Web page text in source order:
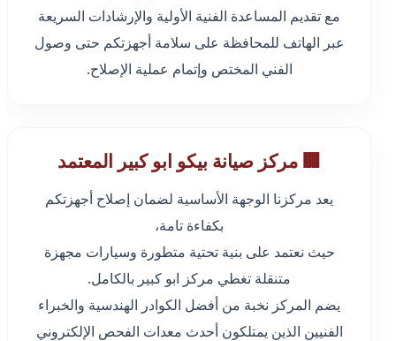
مع تقديم المساعدة الفنية الأولية والإرشادات السريعة
عبر الهاتف للمحافظة على سلامة أجهزتكم حتى وصول
الفني المختص وإتمام عملية الإصلاح.
🏢 مركز صيانة بيكو ابو كبير المعتمد
يعد مركزنا الوجهة الأساسية لضمان إصلاح أجهزتكم
بكفاءة تامة،
حيث نعتمد على بنية تحتية متطورة وسيارات مجهزة
متنقلة تغطي مركز ابو كبير بالكامل.
يضم المركز نخبة من أفضل الكوادر الهندسية والخبراء
الفنيين الذين يمتلكون أحدث معدات الفحص الإلكتروني